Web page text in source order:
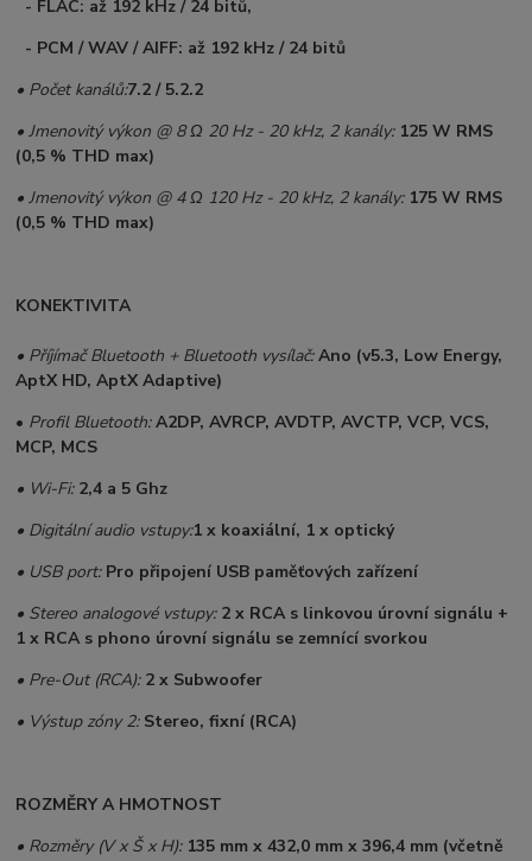
- FLAC: až 192 kHz / 24 bitů,
- PCM / WAV / AIFF: až 192 kHz / 24 bitů
• Počet kanálů:7.2 / 5.2.2
• Jmenovitý výkon @ 8 Ω 20 Hz - 20 kHz, 2 kanály:125 W RMS
(0,5 % THD max)
• Jmenovitý výkon @ 4 Ω 120 Hz - 20 kHz, 2 kanály: 175 W RMS
(0,5 % THD max)
KONEKTIVITA
• Příjímač Bluetooth + Bluetooth vysílač:Ano (v5.3, Low Energy,
AptX HD, AptX Adaptive)
• Profil Bluetooth:A2DP, AVRCP, AVDTP, AVCTP, VCP, VCS,
MCP, MCS
• Wi-Fi:2,4 a 5 Ghz
• Digitální audio vstupy:1 x koaxiální, 1 x optický
• USB port: Pro připojení USB paměťových zařízení
• Stereo analogové vstupy:2 x RCA s linkovou úrovní signálu +
1 x RCA s phono úrovní signálu se zemnící svorkou
• Pre-Out (RCA):2 x Subwoofer
• Výstup zóny 2:Stereo, fixní (RCA)
ROZMĚRY A HMOTNOST
• Rozměry (V x Š x H):135 mm x 432,0 mm x 396,4 mm (včetně